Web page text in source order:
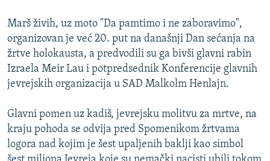
ISPRIČAJ MI
DNEVNO@RSE
SPECIJALI RSE
VIŠE OD NASLOVA
POPLAVE I KLIZIŠTA U BIH 2024.
TV LIBERTY
PRATITE NAS
Sve RFE/RL stranice
Marš živih, uz moto "Da pamtimo i ne zaboravimo",
organizovan je već 20. put na današnji Dan sećanja na
žrtve holokausta, a predvodili su ga bivši glavni rabin
Izraela Meir Lau i potpredsednik Konferencije glavnih
jevrejskih organizacija u SAD Malkolm Henlajn.
Glavni pomen uz kadiš, jevrejsku molitvu za mrtve, na
kraju pohoda se odvija pred Spomenikom žrtvama
logora nad kojim je šest upaljenih baklji kao simbol